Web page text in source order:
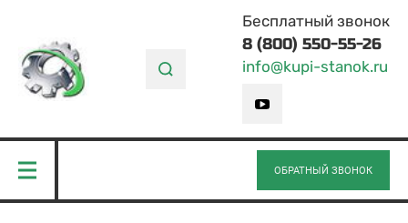
Бесплатный звонок
8 (800) 550-55-26
info@kupi-stanok.ru
ОБРАТНЫЙ ЗВОНОК